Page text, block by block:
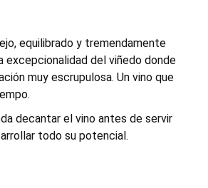
equilibrado y tremendamente
excepcionalidad del viñedo donde
muy escrupulosa. Un vino que
decantar el vino antes de servir
todo su potencial.